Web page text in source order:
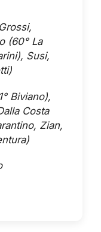
(60° La
Susi,
Biviano),
Costa
Zian,